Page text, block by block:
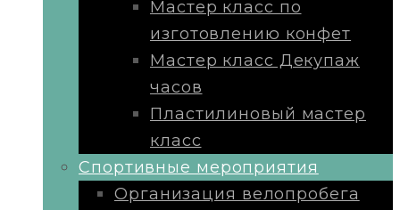
Мастер класс по
изготовлению конфет
Мастер класс Декупаж
часов
Пластилиновый мастер
класс
Cпортивные мероприятия
Организация велопробега